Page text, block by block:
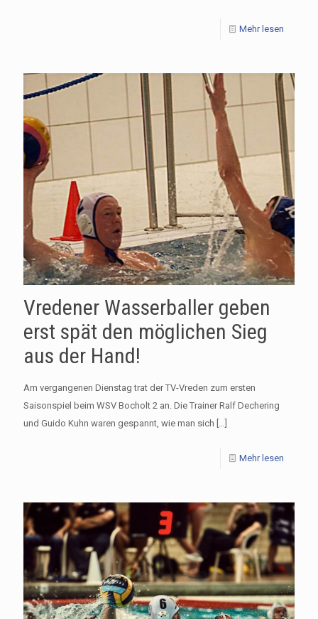
Mehr lesen
Vredener Wasserballer geben
erst spät den möglichen Sieg
aus der Hand!
Am vergangenen Dienstag trat der TV-Vreden zum ersten
Saisonspiel beim WSV Bocholt 2 an. Die Trainer Ralf Dechering
und Guido Kuhn waren gespannt, wie man sich […]
Mehr lesen